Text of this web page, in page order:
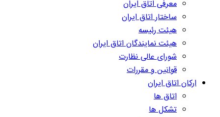
معرفی اتاق ایران
ساختار اتاق ایران
هیئت رئیسه
هیئت نمایندگان اتاق ایران
شورای عالی نظارت
قوانین و مقررات
ارکان اتاق ایران
اتاق ها
تشکل ها